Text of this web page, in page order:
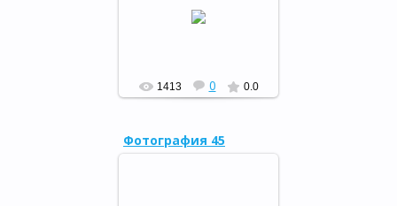
детской и юношеской книги
1413 0 0.0
Фотография 45